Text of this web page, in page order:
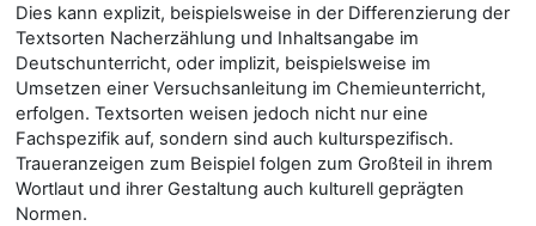
Dies kann explizit, beispielsweise in der Differenzierung der
Textsorten Nacherzählung und Inhaltsangabe im
Deutschunterricht, oder implizit, beispielsweise im
Umsetzen einer Versuchsanleitung im Chemieunterricht,
erfolgen. Textsorten weisen jedoch nicht nur eine
Fachspezifik auf, sondern sind auch kulturspezifisch.
Traueranzeigen zum Beispiel folgen zum Großteil in ihrem
Wortlaut und ihrer Gestaltung auch kulturell geprägten
Normen.